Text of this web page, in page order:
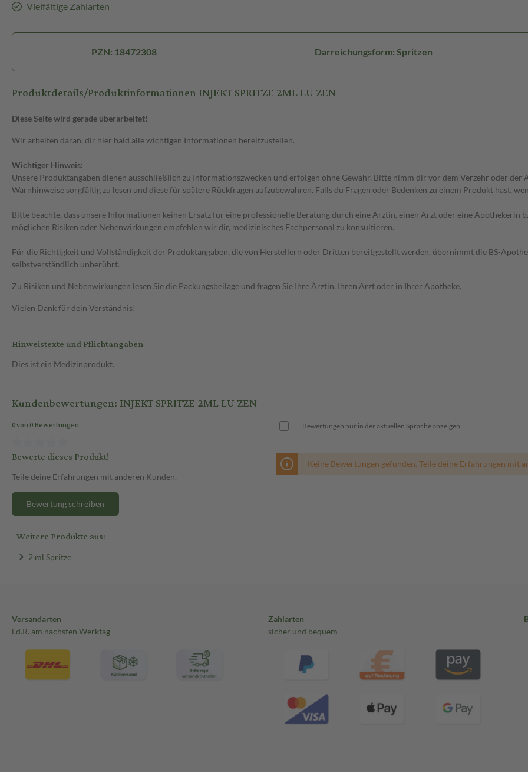
Vielfältige Zahlarten
PZN: 18472308 Darreichungsform: Spritzen
Produktdetails/Produktinformationen INJEKT SPRITZE 2ML LU ZEN
Diese Seite wird gerade überarbeitet!
Wir arbeiten daran, dir hier bald alle wichtigen Informationen bereitzustellen.
Wichtiger Hinweis:
Unsere Produktangaben dienen ausschließlich zu Informationszwecken und erfolgen ohne Gewähr. Bitte nimm dir vor dem Verzehr oder
Warnhinweise sorgfältig zu lesen und diese für spätere Rückfragen aufzubewahren. Falls du Fragen oder Bedenken zu einem Produkt hast,
Bitte beachte, dass unsere Informationen keinen Ersatz für eine professionelle Beratung durch eine Ärztin, einen Arzt oder eine Apothekerin
möglichen Risiken oder Nebenwirkungen empfehlen wir dir, medizinisches Fachpersonal zu konsultieren.
Für die Richtigkeit und Vollständigkeit der Produktangaben, die von Herstellern oder Dritten bereitgestellt werden, übernimmt die BS-
selbstverständlich unberührt.
Zu Risiken und Nebenwirkungen lesen Sie die Packungsbeilage und fragen Sie Ihre Ärztin, Ihren Arzt oder in Ihrer Apotheke.
Vielen Dank für dein Verständnis!
Hinweistexte und Pflichtangaben
Dies ist ein Medizinprodukt.
Kundenbewertungen: INJEKT SPRITZE 2ML LU ZEN
0 von 0 Bewertungen
Bewerte dieses Produkt!
Teile deine Erfahrungen mit anderen Kunden.
Bewertung schreiben
Bewertungen nur in der aktuellen Sprache anzeigen.
Keine Bewertungen gefunden. Teile deine Erfahrungen mit
Weitere Produkte aus:
2 ml Spritze
Versandarten
i.d.R. am nächsten Werktag
Zahlarten
sicher und bequem